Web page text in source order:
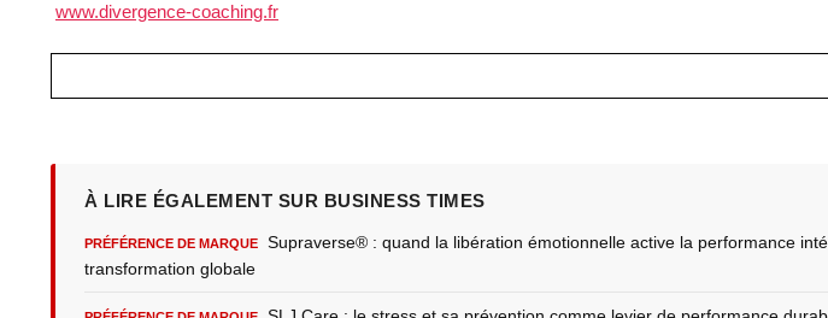
www.divergence-coaching.fr
À LIRE ÉGALEMENT SUR BUSINESS TIMES
PRÉFÉRENCE DE MARQUE
Supraverse® : quand la libération émotionnelle active la performance
transformation globale